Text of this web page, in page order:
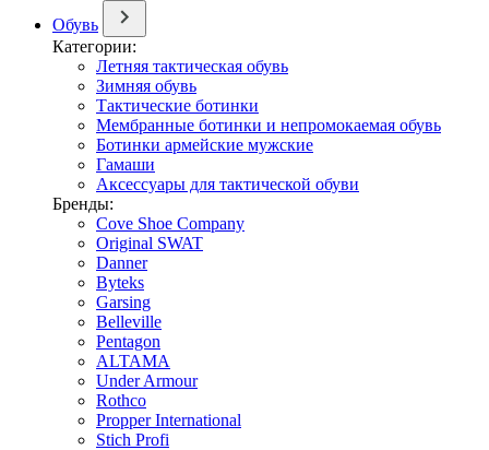
Обувь
Категории:
Летняя тактическая обувь
Зимняя обувь
Тактические ботинки
Мембранные ботинки и непромокаемая обувь
Ботинки армейские мужские
Гамаши
Аксессуары для тактической обуви
Бренды:
Cove Shoe Company
Original SWAT
Danner
Byteks
Garsing
Belleville
Pentagon
ALTAMA
Under Armour
Rothco
Propper International
Stich Profi